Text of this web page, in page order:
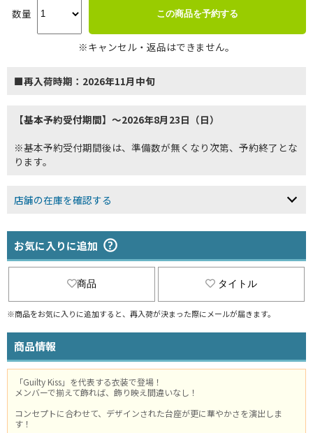
数量 この商品を予約する
※キャンセル・返品はできません。
■再入荷時期：2026年11月中旬
【基本予約受付期間】～2026年8月23日（日）
※基本予約受付期間後は、準備数が無くなり次第、予約終了とな
ります。
店舗の在庫を確認する
お気に入りに追加
商品 タイトル
※商品をお気に入りに追加すると、再入荷が決まった際にメールが届きます。
商品情報
「Guilty Kiss」を代表する衣装で登場！
メンバーで揃えて飾れば、飾り映え間違いなし！
コンセプトに合わせて、デザインされた台座が更に華やかさを演出しま
す！